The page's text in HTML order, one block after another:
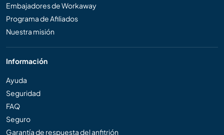
Embajadores de Workaway
Programa de Afiliados
Nuestra misión
Información
Ayuda
Seguridad
FAQ
Seguro
Garantía de respuesta del anfitrión